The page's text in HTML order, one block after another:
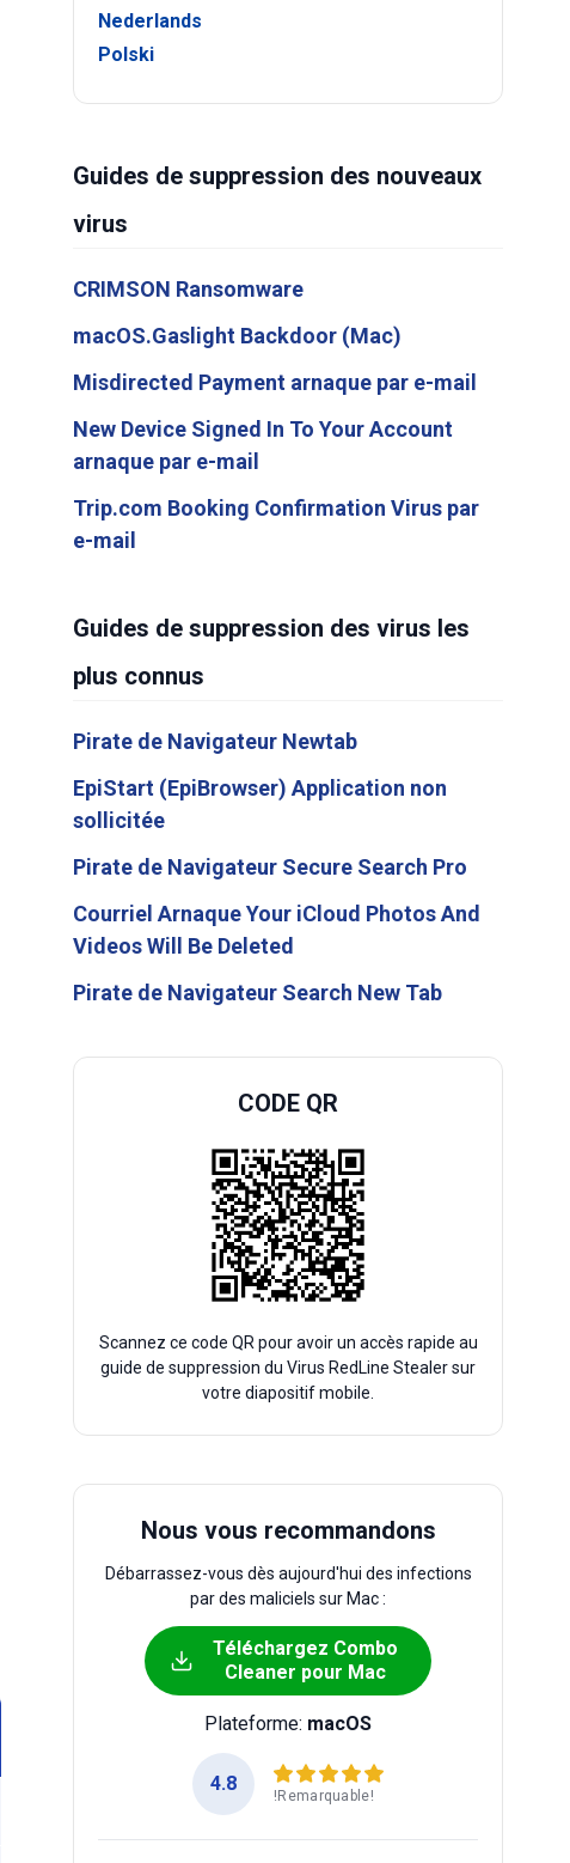
Nederlands
Polski
Guides de suppression des nouveaux
virus
CRIMSON Ransomware
macOS.Gaslight Backdoor (Mac)
Misdirected Payment arnaque par e-mail
New Device Signed In To Your Account
arnaque par e-mail
Trip.com Booking Confirmation Virus par
e-mail
Guides de suppression des virus les
plus connus
Pirate de Navigateur Newtab
EpiStart (EpiBrowser) Application non
sollicitée
Pirate de Navigateur Secure Search Pro
Courriel Arnaque Your iCloud Photos And
Videos Will Be Deleted
Pirate de Navigateur Search New Tab
CODE QR
Scannez ce code QR pour avoir un accès rapide au
guide de suppression du Virus RedLine Stealer sur
votre diapositif mobile.
Nous vous recommandons
Débarrassez-vous dès aujourd'hui des infections
par des maliciels sur Mac :
Téléchargez Combo
Cleaner pour Mac
Plateforme: macOS
4.8
!Remarquable!